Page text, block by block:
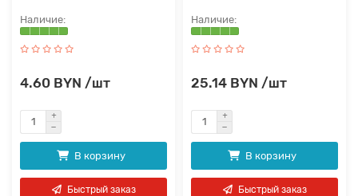
4.60 BYN /шт
В корзину
Быстрый заказ
25.14 BYN /шт
В корзину
Быстрый заказ